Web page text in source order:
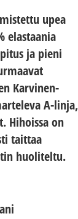
upea
elastaania
ja pieni
Karvinen-
A-linja,
Hihoissa on
taittaa
huoliteltu.